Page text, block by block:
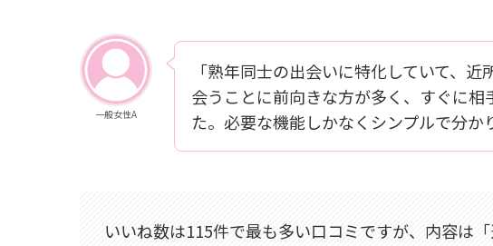
一般女性A
「熟年同士の出会いに特化していて、近
会うことに前向きな方が多く、すぐに相
た。必要な機能しかなくシンプルで分か
いいね数は115件で最も多い口コミですが、内容は